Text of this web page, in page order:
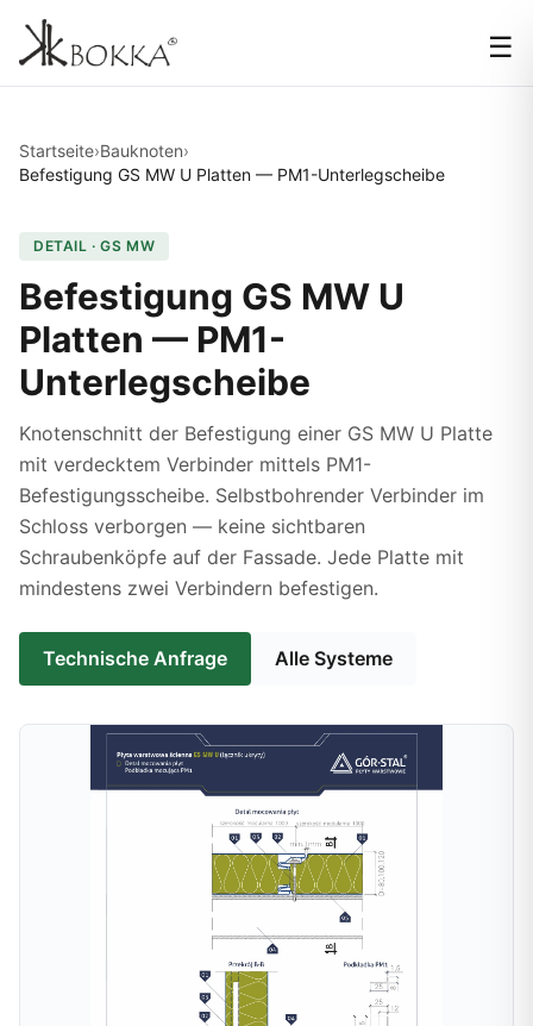
☰
Startseite›Bauknoten›
Befestigung GS MW U Platten — PM1-Unterlegscheibe
DETAIL · GS MW
Befestigung GS MW U
Platten — PM1-
Unterlegscheibe
Knotenschnitt der Befestigung einer GS MW U Platte
mit verdecktem Verbinder mittels PM1-
Befestigungsscheibe. Selbstbohrender Verbinder im
Schloss verborgen — keine sichtbaren
Schraubenköpfe auf der Fassade. Jede Platte mit
mindestens zwei Verbindern befestigen.
Technische Anfrage Alle Systeme